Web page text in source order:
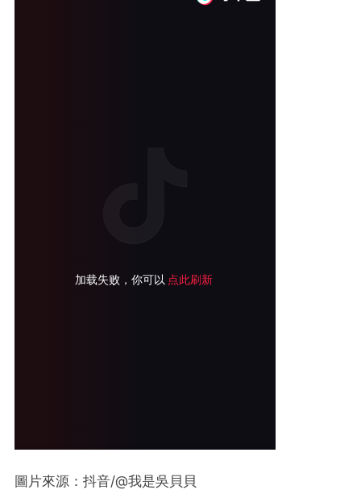
圖片來源：抖音/@我是吳貝貝